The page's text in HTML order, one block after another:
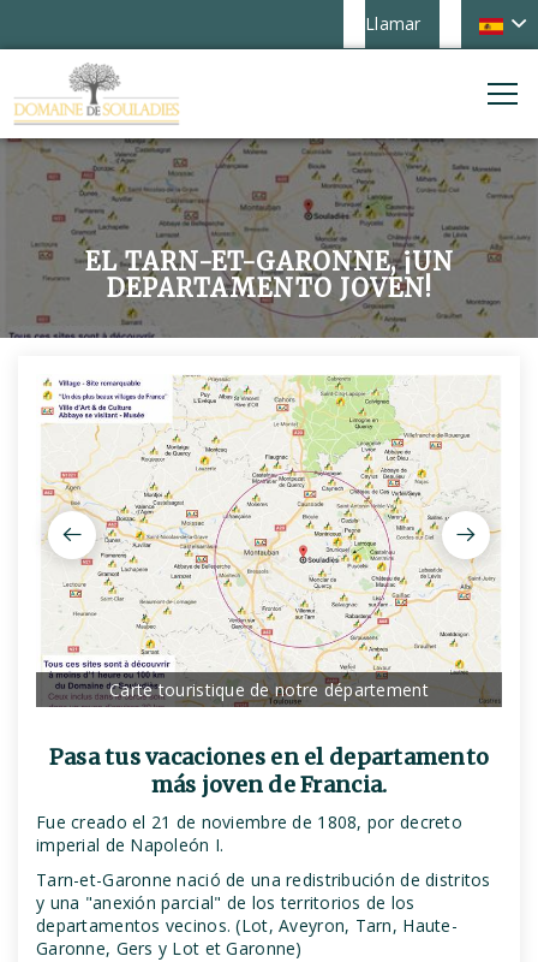
Llamar
EL TARN-ET-GARONNE, ¡UN
DEPARTAMENTO JOVEN!
Carte touristique de notre département
Pasa tus vacaciones en el departamento
más joven de Francia.
Fue creado el 21 de noviembre de 1808, por decreto
imperial de Napoleón I.
Tarn-et-Garonne nació de una redistribución de distritos
y una "anexión parcial" de los territorios de los
departamentos vecinos. (Lot, Aveyron, Tarn, Haute-
Garonne, Gers y Lot et Garonne)